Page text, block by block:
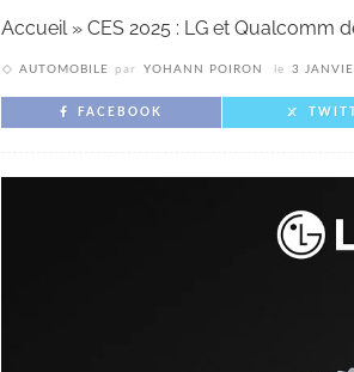
Accueil» CES 2025 : LG et Qualcomm
AUTOMOBILE par YOHANN POIRON le 3
FACEBOOK